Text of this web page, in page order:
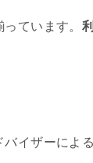
ています。
バイザーによ